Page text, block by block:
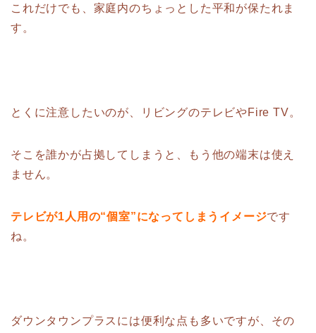
これだけでも、家庭内のちょっとした平和が保たれま
す。
とくに注意したいのが、リビングのテレビやFire TV。
そこを誰かが占拠してしまうと、もう他の端末は使え
ません。
テレビが1人用の“個室”になってしまうイメージです
ね。
ダウンタウンプラスには便利な点も多いですが、その